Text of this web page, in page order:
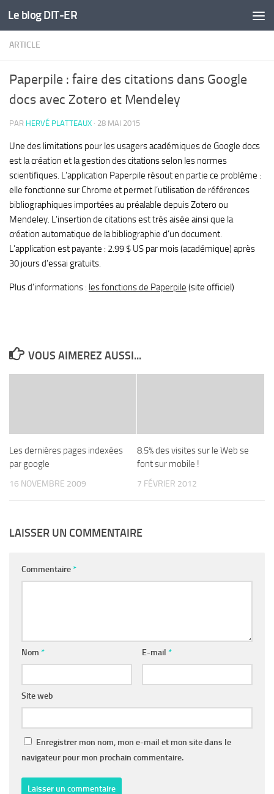
Skip to content
Le blog DIT-ER
ARTICLE
Paperpile : faire des citations dans Google
docs avec Zotero et Mendeley
PAR HERVÉ PLATTEAUX · 28 MAI 2015
Une des limitations pour les usagers académiques de Google docs
est la création et la gestion des citations selon les normes
scientifiques. L’application Paperpile résout en partie ce problème :
elle fonctionne sur Chrome et permet l’utilisation de références
bibliographiques importées au préalable depuis Zotero ou
Mendeley. L’insertion de citations est très aisée ainsi que la
création automatique de la bibliographie d’un document.
L’application est payante : 2.99 $ US par mois (académique) après
30 jours d’essai gratuits.
Plus d’informations : les fonctions de Paperpile (site officiel)
VOUS AIMEREZ AUSSI...
Les dernières pages indexées
par google
16 NOVEMBRE 2009
8.5% des visites sur le Web se
font sur mobile !
7 FÉVRIER 2012
LAISSER UN COMMENTAIRE
Commentaire*
Nom * E-mail *
Site web
Enregistrer mon nom, mon e-mail et mon site dans le
navigateur pour mon prochain commentaire.